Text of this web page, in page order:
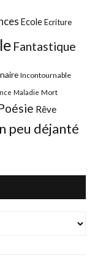
EcoleEcriture
Fantastique
Incontournable
Maladie Mort
Rêve
peu déjanté